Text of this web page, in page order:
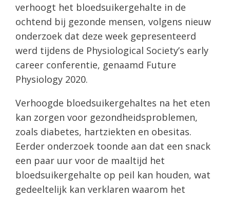
verhoogt het bloedsuikergehalte in de
ochtend bij gezonde mensen, volgens nieuw
onderzoek dat deze week gepresenteerd
werd tijdens de Physiological Society’s early
career conferentie, genaamd Future
Physiology 2020.
Verhoogde bloedsuikergehaltes na het eten
kan zorgen voor gezondheidsproblemen,
zoals diabetes, hartziekten en obesitas.
Eerder onderzoek toonde aan dat een snack
een paar uur voor de maaltijd het
bloedsuikergehalte op peil kan houden, wat
gedeeltelijk kan verklaren waarom het